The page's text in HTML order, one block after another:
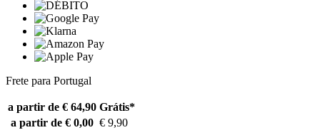
Frete para Portugal
a partir de € 64,90 Grátis*
a partir de € 0,00 € 9,90